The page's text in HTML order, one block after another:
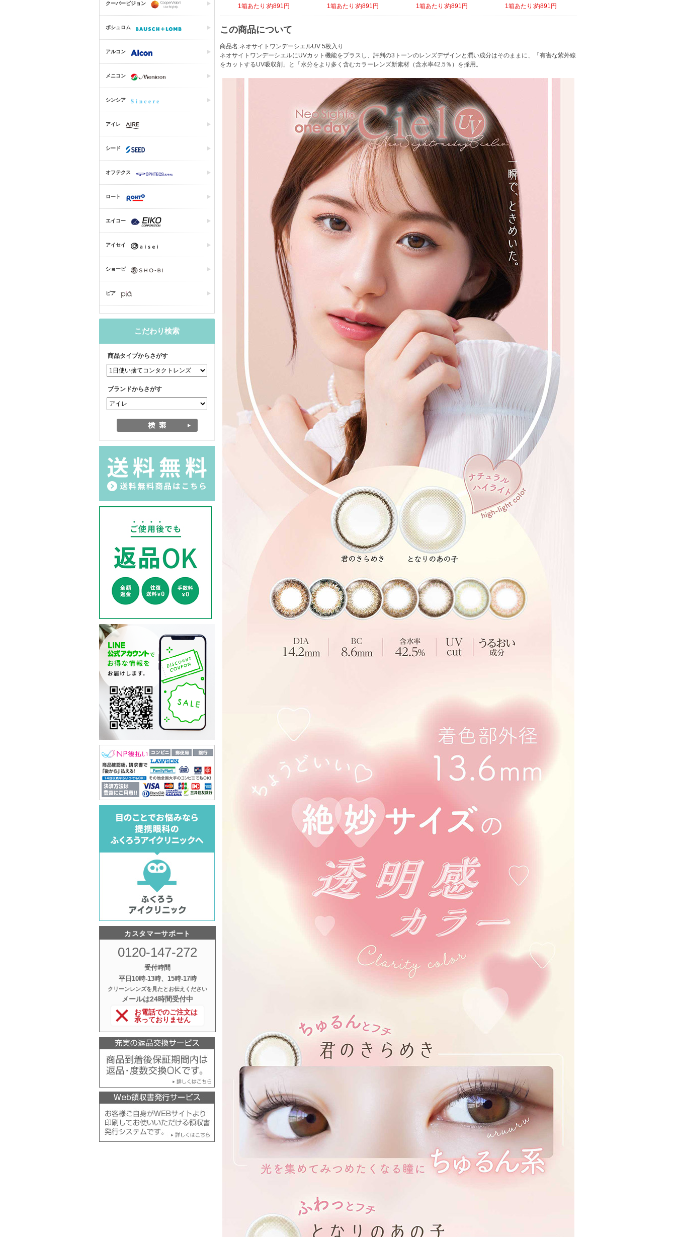
クーパービジョン
ボシュロム
アルコン
メニコン
シンシア
アイレ
シード
オフテクス
ロート
エイコー
アイセイ
ショービ
ピア
こだわり検索
商品タイプからさがす
ブランドからさがす
カスタマーサポート
0120-147-272
受付時間
平日10時‐13時、15時‐17時
クリーンレンズを見たとお伝えください
メールは24時間受付中
お電話でのご注文は
承っておりません
1箱あたり:約891円
1箱あたり:約891円
1箱あたり:約891円
1箱あたり:約891円
この商品について
商品名:ネオサイトワンデーシエルUV 5枚入り
ネオサイトワンデーシエルにUVカット機能をプラスし、評判の3トーンのレンズデザインと潤い成分はそのままに、「有害な紫外線
をカットするUV吸収剤」と「水分をより多く含むカラーレンズ新素材（含水率42.5％）を採用。